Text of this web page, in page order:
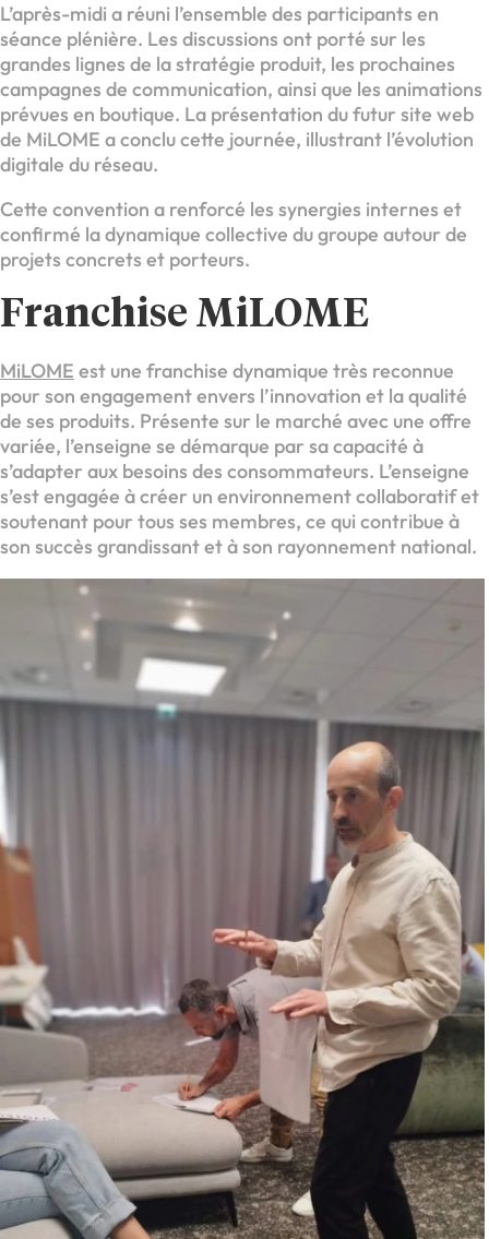
L’après-midi a réuni l’ensemble des participants en
séance plénière. Les discussions ont porté sur les
grandes lignes de la stratégie produit, les prochaines
campagnes de communication, ainsi que les animations
prévues en boutique. La présentation du futur site web
de MiLOME a conclu cette journée, illustrant l’évolution
digitale du réseau.
Cette convention a renforcé les synergies internes et
confirmé la dynamique collective du groupe autour de
projets concrets et porteurs.
Franchise MiLOME
MiLOME est une franchise dynamique très reconnue
pour son engagement envers l’innovation et la qualité
de ses produits. Présente sur le marché avec une offre
variée, l’enseigne se démarque par sa capacité à
s’adapter aux besoins des consommateurs. L’enseigne
s’est engagée à créer un environnement collaboratif et
soutenant pour tous ses membres, ce qui contribue à
son succès grandissant et à son rayonnement national.